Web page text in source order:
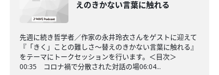
えのきかない言葉に触れる
先週に続き哲学者／作家の永井玲衣さんをゲストに迎えて
『「きく」ことの難しさ～替えのきかない言葉に触れる』
をテーマにトークセッションを行います。＜目次＞
00:35 コロナ禍で分散された対話の場06:04...